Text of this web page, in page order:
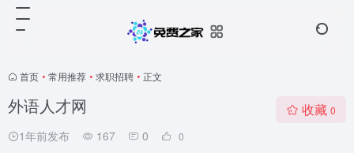
首页 • 常用推荐 • 求职招聘 • 正文
外语人才网
1年前发布 167 0 0
收藏 0